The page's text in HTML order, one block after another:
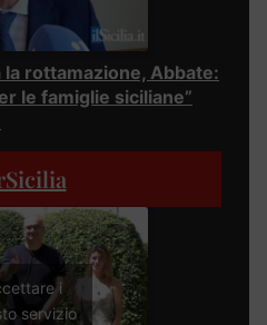
la rottamazione, Abbate:
le famiglie siciliane”
i
servizio